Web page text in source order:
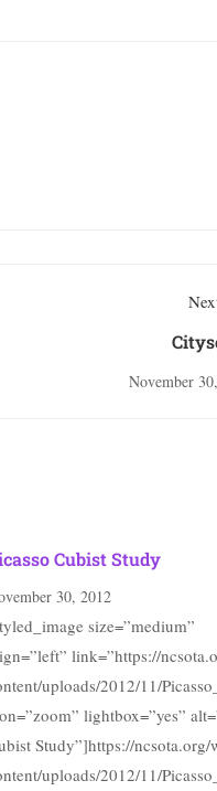
November
Cubist Study
30, 2012
size=”medium”
link=”https://
uploads/2012/11/
lightbox=”yes”
Study”]https://ncsota.org/
uploads/2012/11/